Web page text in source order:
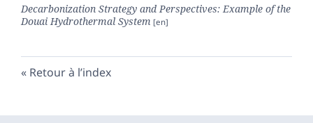
Decarbonization Strategy and Perspectives: Example of the
Douai Hydrothermal System
Retour à l’index